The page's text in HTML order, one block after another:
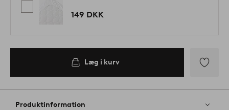
149 DKK
Læg i kurv
til
Produktinformation